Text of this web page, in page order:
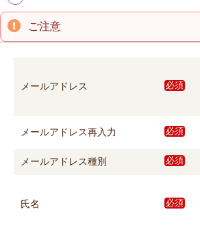
ご注意
メールアドレス 必須
メールアドレス再入力 必須
メールアドレス種別 必須
氏名 必須